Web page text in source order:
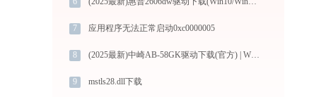
7 应用程序无法正常启动0xc0000005
8 (2025最新)中崎AB-58GK驱动下载(官方) | Win10/Win11兼容
9 mstls28.dll下载